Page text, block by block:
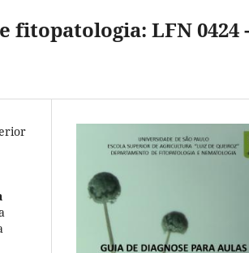
fitopatologia: LFN 0424 -